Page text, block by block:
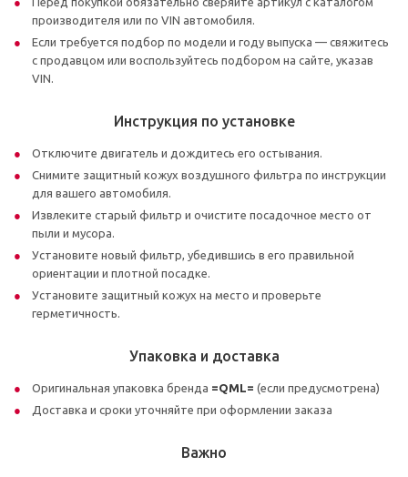
производителя или по VIN автомобиля.
Если требуется подбор по модели и году выпуска — свяжитесь
с продавцом или воспользуйтесь подбором на сайте, указав
VIN.
Инструкция по установке
Отключите двигатель и дождитесь его остывания.
Снимите защитный кожух воздушного фильтра по инструкции
для вашего автомобиля.
Извлеките старый фильтр и очистите посадочное место от
пыли и мусора.
Установите новый фильтр, убедившись в его правильной
ориентации и плотной посадке.
Установите защитный кожух на место и проверьте
герметичность.
Упаковка и доставка
Оригинальная упаковка бренда =QML= (если предусмотрена)
Доставка и сроки уточняйте при оформлении заказа
Важно